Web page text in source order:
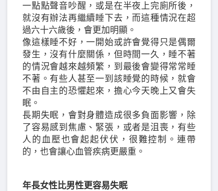
一點點聲音吵醒，或是在半夜上完廁所後，
就沒有辦法再繼續睡下去，而這種情況在超
過六十六歲後，會更加明顯。
像這樣睡不好，一開始或許會覺得只是偶爾
發生，沒有什麼關係，但時間一久，睡不著
的情況會越來越頻繁，到最後會變得常常睡
不著。有些人甚至一到該睡覺的時候，就會
不由自主的恐懼起來，擔心今天晚上又會失
眠。
長期失眠，會對身體造成很多負面影響，除
了容易感到焦慮、緊張，或者是沮喪，有些
人的血壓也會起起伏伏，很難控制。連帶
的，也會讓心血管疾病更嚴重。
年長女性比男性更容易失眠